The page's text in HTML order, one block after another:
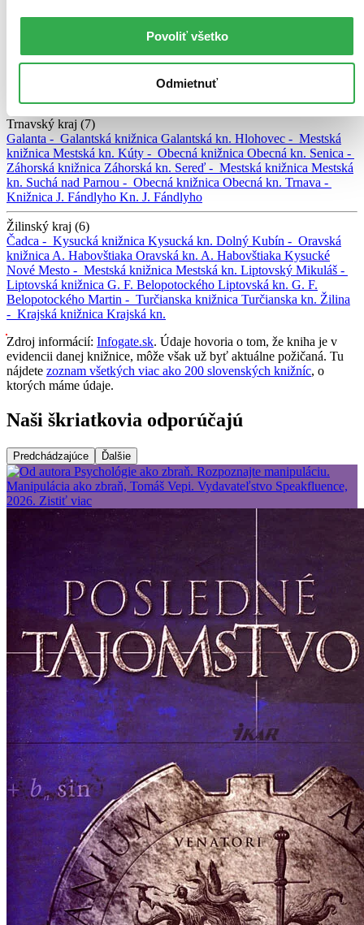
Povoliť všetko
Odmietnuť
Mestská knižnica Mestská kn. Trenčianska Teplá -Obecná knižnica
Verejná knižnica Michala Rešetku
Trnavský kraj (7)
Galanta - Galantská knižnica Galantská kn. Hlohovec - Mestská
knižnica Mestská kn. Kúty - Obecná knižnica Obecná kn. Senica -
Záhorská knižnica Záhorská kn. Sereď - Mestská knižnica Mestská
kn. Suchá nad Parnou - Obecná knižnica Obecná kn. Trnava -
Knižnica J. Fándlyho Kn. J. Fándlyho
Žilinský kraj (6)
Čadca - Kysucká knižnica Kysucká kn. Dolný Kubín - Oravská
knižnica A. Habovštiaka Oravská kn. A. Habovštiaka Kysucké
Nové Mesto - Mestská knižnica Mestská kn. Liptovský Mikuláš -
Liptovská knižnica G. F. Belopotockého Liptovská kn. G. F.
Belopotockého Martin - Turčianska knižnica Turčianska kn. Žilina
- Krajská knižnica Krajská kn.
Zdroj informácií: Infogate.sk. Údaje hovoria o tom, že kniha je v
evidencii danej knižnice, môže však už byť aktuálne požičaná. Tu
nájdete zoznam všetkých viac ako 200 slovenských knižníc, o
ktorých máme údaje.
Naši škriatkovia odporúčajú
Predchádzajúce Ďalšie